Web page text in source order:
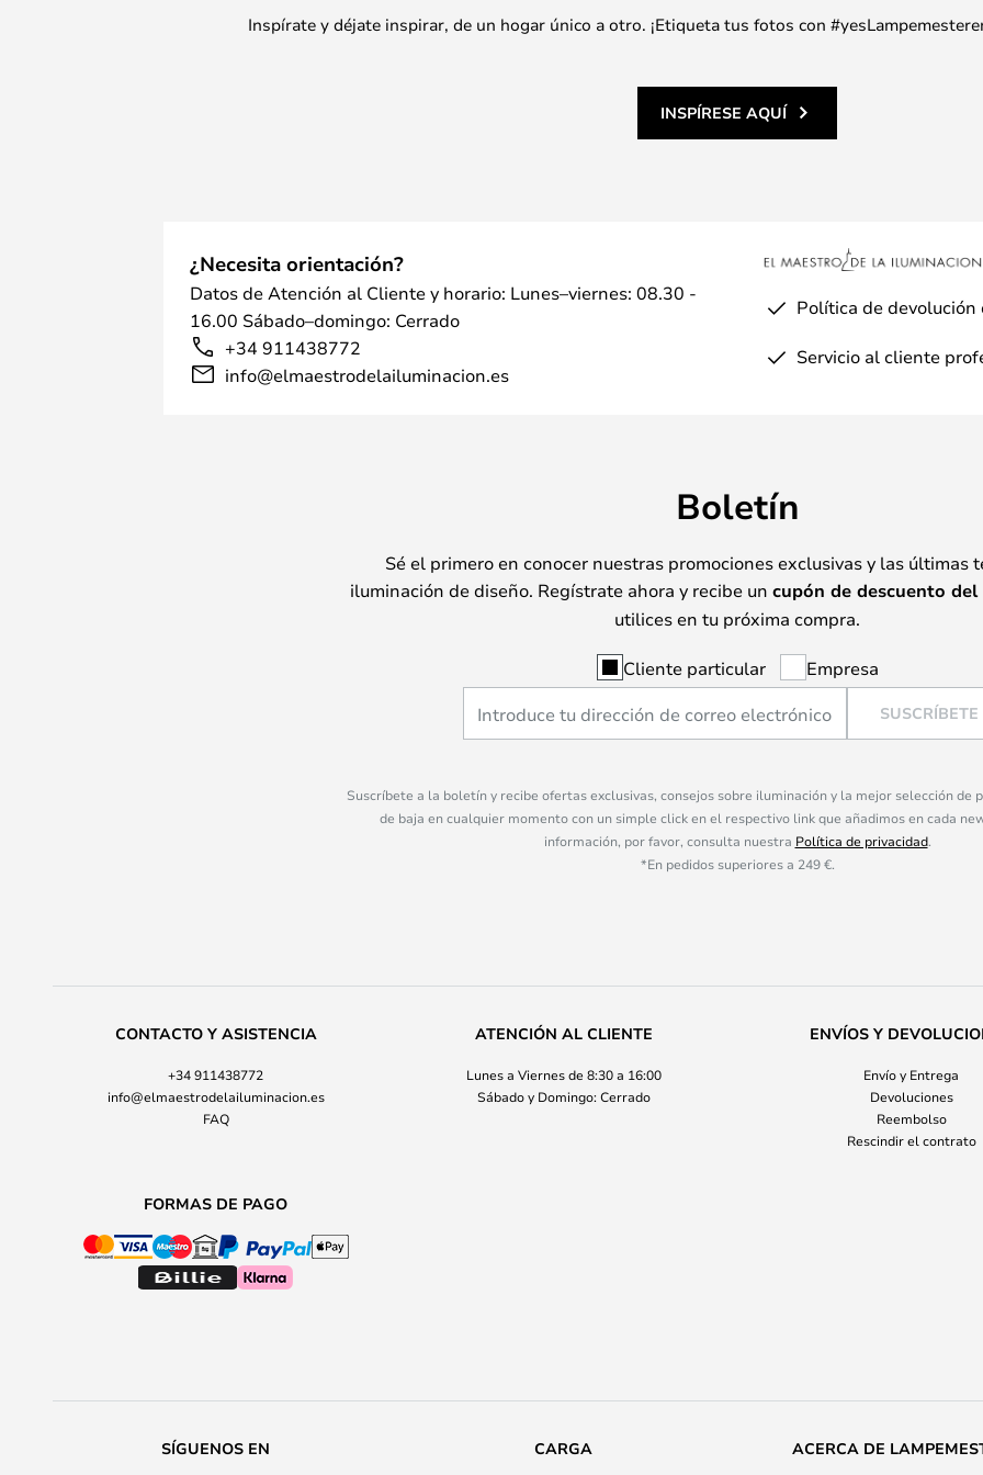
Inspírate y déjate inspirar, de un hogar único a otro. ¡Etiqueta tus fotos con
INSPÍRESE AQUÍ
¿Necesita orientación?
Datos de Atención al Cliente y horario: Lunes–viernes: 08.30 -
16.00 Sábado–domingo: Cerrado
+34 911438772
info@elmaestrodelailuminacion.es
Política de devolución
Servicio al cliente
Boletín
Sé el primero en conocer nuestras promociones exclusivas y las últimas
iluminación de diseño. Regístrate ahora y recibe un cupón de descuento del
utilices en tu próxima compra.
Cliente particular Empresa
SUSCRÍBETE
Suscríbete a la boletín y recibe ofertas exclusivas, consejos sobre iluminación y la mejor selección de
de baja en cualquier momento con un simple click en el respectivo link que añadimos en cada
información, por favor, consulta nuestra Política de privacidad.
*En pedidos superiores a 249 €.
CONTACTO Y ASISTENCIA
+34 911438772
info@elmaestrodelailuminacion.es
FAQ
ATENCIÓN AL CLIENTE
Lunes a Viernes de 8:30 a 16:00
Sábado y Domingo: Cerrado
ENVÍOS Y
Envío y Entrega
Devoluciones
Reembolso
Rescindir el contrato
FORMAS DE PAGO
SÍGUENOS EN CARGA ACERCA DE